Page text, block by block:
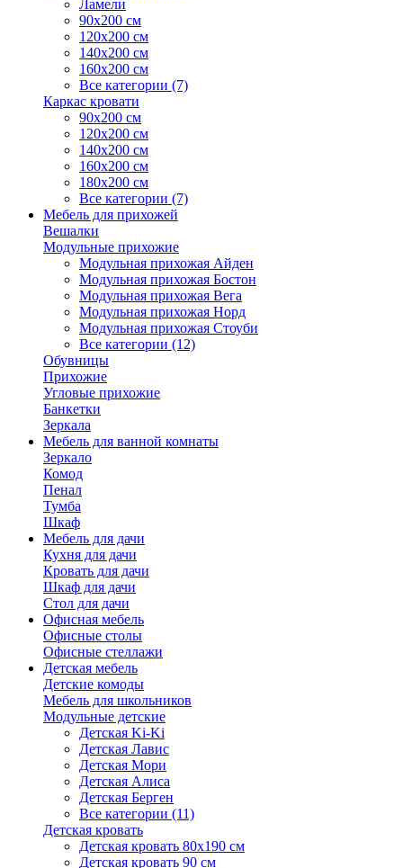
Ламели
90х200 см
120х200 см
140х200 см
160х200 см
Все категории (7)
Каркас кровати
90х200 см
120х200 см
140х200 см
160х200 см
180х200 см
Все категории (7)
Мебель для прихожей
Вешалки
Модульные прихожие
Модульная прихожая Айден
Модульная прихожая Бостон
Модульная прихожая Вега
Модульная прихожая Норд
Модульная прихожая Стоуби
Все категории (12)
Обувницы
Прихожие
Угловые прихожие
Банкетки
Зеркала
Мебель для ванной комнаты
Зеркало
Комод
Пенал
Тумба
Шкаф
Мебель для дачи
Кухня для дачи
Кровать для дачи
Шкаф для дачи
Стол для дачи
Офисная мебель
Офисные столы
Офисные стеллажи
Детская мебель
Детские комоды
Мебель для школьников
Модульные детские
Детская Ki-Ki
Детская Лавис
Детская Мори
Детская Алиса
Детская Берген
Все категории (11)
Детская кровать
Детская кровать 80х190 см
Детская кровать 90 см